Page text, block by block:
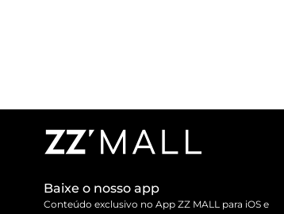
Baixe o nosso app
Conteúdo exclusivo no App ZZ MALL para iOS e